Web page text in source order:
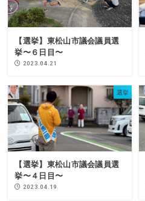
【選挙】東松山市議会議員選
挙〜６日目〜
2023.04.21
選挙
【選挙】東松山市議会議員選
挙〜４日目〜
2023.04.19